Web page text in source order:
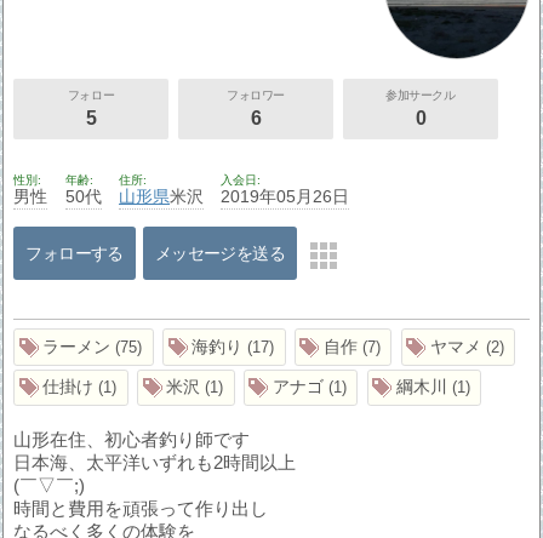
フォロー
5
フォロワー
6
参加サークル
0
性別
男性
年齢
50代
住所
山形県米沢
入会日
2019年05月26日
フォローする メッセージを送る
ラーメン 75 海釣り 17 自作 7 ヤマメ 2
仕掛け 1 米沢 1 アナゴ 1 綱木川 1
山形在住、初心者釣り師です
日本海、太平洋いずれも2時間以上
(￣▽￣;)
時間と費用を頑張って作り出し
なるべく多くの体験を